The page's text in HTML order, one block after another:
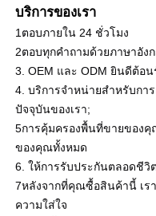
หน้าจอกระจังหน้า LED
หน้าจอแสดงผลโปร่งใ
บริการของเรา
1ตอบภายใน 24 ชั่วโมง
2ตอบทุกคําถามด้วยภาษาอัง
3. OEM และ ODM ยินดีต้อน
4. บริการจําหน่ายสําหรับก
ปัจจุบันของเรา;
5การคุ้มครองพื้นที่ขายของ
ของคุณทั้งหมด
6. ให้การรับประกันตลอดชีวิต
7หลังจากที่คุณซื้อสินค้านี้ เร
ความใส่ใจ